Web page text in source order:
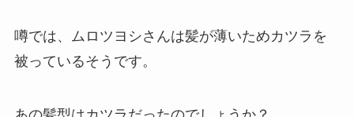
噂では、ムロツヨシさんは髪が薄いためカツラを
被っているそうです。